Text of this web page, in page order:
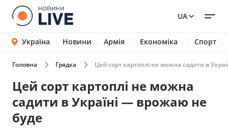
UA
Україна Новини Армія Економіка Спорт
Головна Грядка Цей сорт картоплі не можна садити в
Цей сорт картоплі не можна
садити в Україні — врожаю не
буде